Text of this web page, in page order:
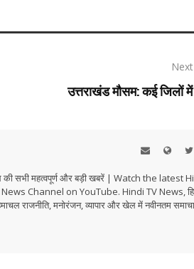
उत्तराखंड मौसम: कई जिलों
सभी महत्वपूर्ण और बड़ी खबरें | Watch the latest
Channel on YouTube. Hindi TV News,
राजनीति, मनोरंजन, व्यापार और खेल में नवीनतम